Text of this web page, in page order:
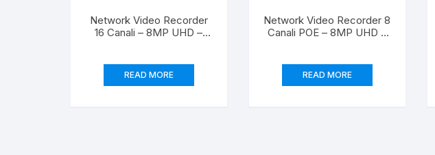
Network Video Recorder
16 Canali – 8MP UHD –
READ MORE
Network Video Recorder 8
Canali POE – 8MP UHD –
READ MORE